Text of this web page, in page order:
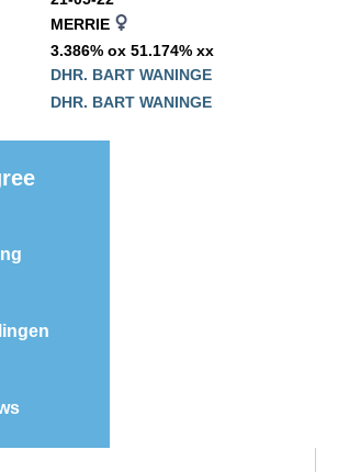
paspoort
Regulation
vragen
MERRIE
3.386% ox 51.174% xx
DHR. BART WANINGE
DHR. BART WANINGE